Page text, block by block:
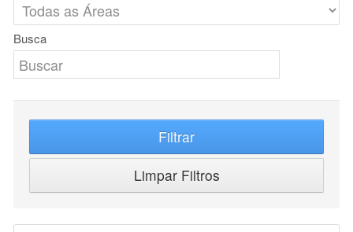
Busca
Filtrar
Limpar Filtros